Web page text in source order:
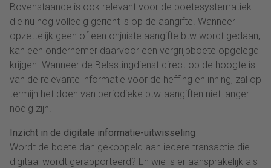
Bovenstaande is ook relevant voor de boetesystematiek
die nu nog volledig gericht is op de aangifte. Wanneer
opzettelijk geen of een onjuiste aangifte btw wordt gedaan,
kan een ondernemer daarvoor een vergrijpboete opgelegd
krijgen. Wanneer de Belastingdienst direct op de hoogte is
van de relevante informatie voor de heffing en inning, zal op
termijn het doen van periodieke btw-aangiften niet langer
nodig zijn.
Inzicht in de digitale informatie-uitwisseling
Wordt de boete dan gekoppeld aan iedere transactie die
digitaal wordt gerapporteerd? En wie is er aansprakelijk als